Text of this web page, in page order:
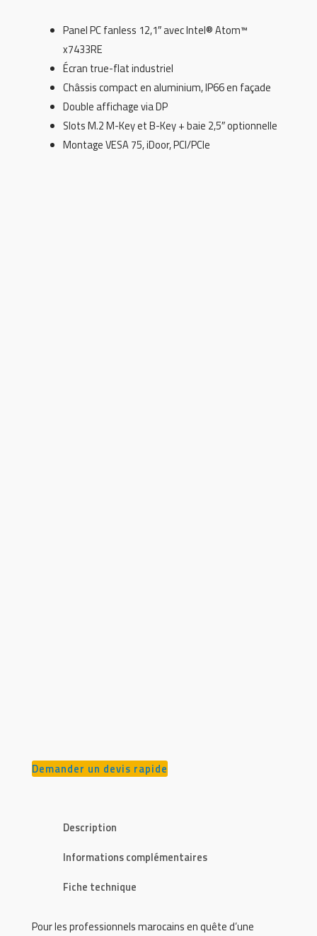
Panel PC fanless 12,1″ avec Intel® Atom™
x7433RE
Écran true-flat industriel
Châssis compact en aluminium, IP66 en façade
Double affichage via DP
Slots M.2 M-Key et B-Key + baie 2,5″ optionnelle
Montage VESA 75, iDoor, PCI/PCIe
Demander un devis rapide
Description
Informations complémentaires
Fiche technique
Pour les professionnels marocains en quête d’une